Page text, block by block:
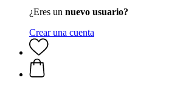
¿Eres un nuevo usuario?
Crear una cuenta